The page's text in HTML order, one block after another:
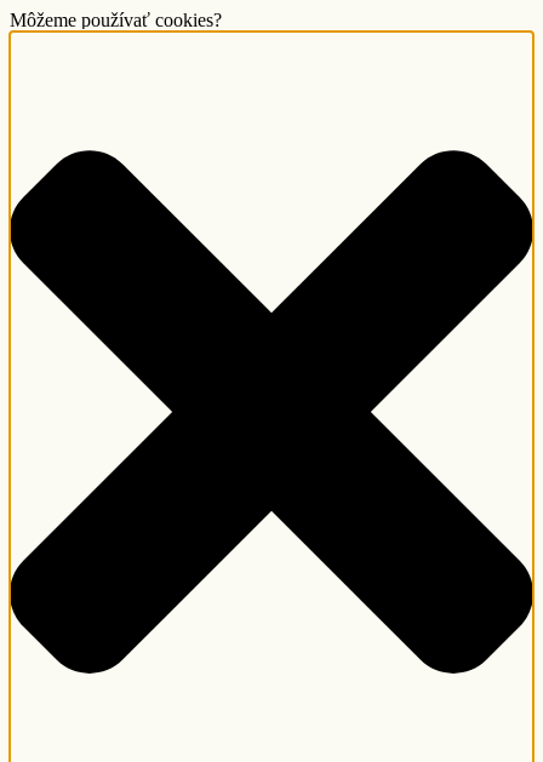
Môžeme používať cookies?